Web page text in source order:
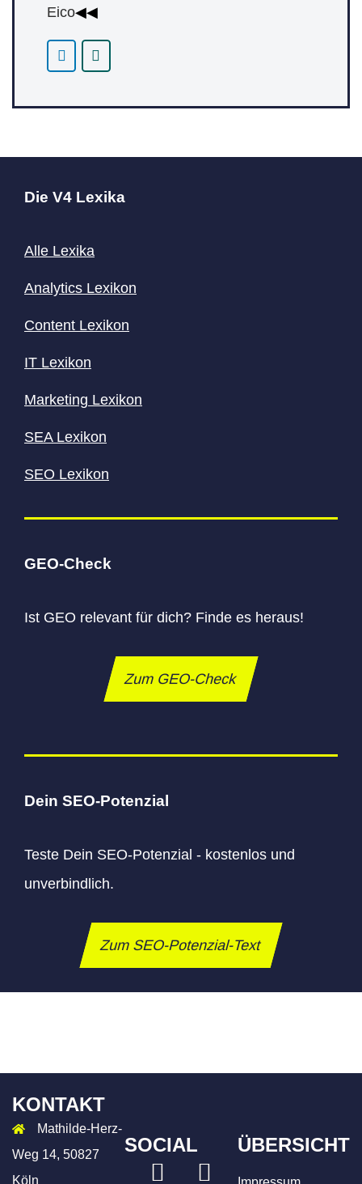
Eico◀◀
Die V4 Lexika
Alle Lexika
Analytics Lexikon
Content Lexikon
IT Lexikon
Marketing Lexikon
SEA Lexikon
SEO Lexikon
GEO-Check
Ist GEO relevant für dich? Finde es heraus!
Zum GEO-Check
Dein SEO-Potenzial
Teste Dein SEO-Potenzial - kostenlos und
unverbindlich.
Zum SEO-Potenzial-Text
KONTAKT
Mathilde-Herz-
Weg 14, 50827
Köln
SOCIAL
LinkedIn
ÜBERSICHT